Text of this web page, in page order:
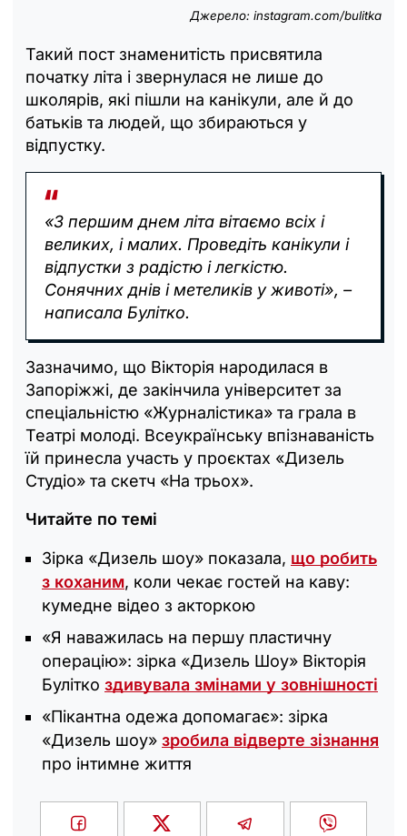
Джерело: instagram.com/bulitka
Такий пост знаменитість присвятила
початку літа і звернулася не лише до
школярів, які пішли на канікули, але й до
батьків та людей, що збираються у
відпустку.
«З першим днем літа вітаємо всіх і
великих, і малих. Проведіть канікули і
відпустки з радістю і легкістю.
Сонячних днів і метеликів у животі», –
написала Булітко.
Зазначимо, що Вікторія народилася в
Запоріжжі, де закінчила університет за
спеціальністю «Журналістика» та грала в
Театрі молоді. Всеукраїнську впізнаваність
їй принесла участь у проєктах «Дизель
Студіо» та скетч «На трьох».
Читайте по темі
Зірка «Дизель шоу» показала, що робить
з коханим, коли чекає гостей на каву:
кумедне відео з акторкою
«Я наважилась на першу пластичну
операцію»: зірка «Дизель Шоу» Вікторія
Булітко здивувала змінами у зовнішності
«Пікантна одежа допомагає»: зірка
«Дизель шоу» зробила відверте зізнання
про інтимне життя